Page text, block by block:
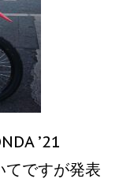
’21
てですが発表